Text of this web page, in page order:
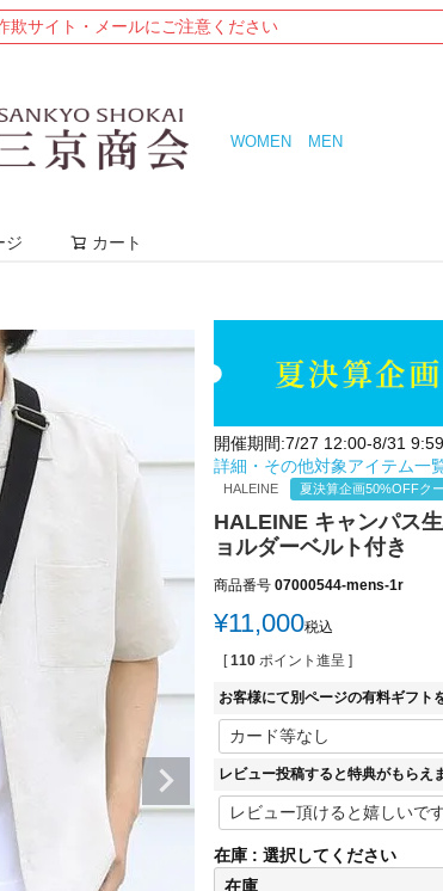
欺サイト・メールにご注意ください
WOMEN MEN
ジ カート
開催期間:7/27 12:00-8/31 9:59
詳細・その他対象アイテム一
HALEINE 夏決算企画50%OFFク
HALEINE キャンパス
ョルダーベルト付き
商品番号 07000544-mens-1r
¥11,000税込
[ 110 ポイント進呈 ]
お客様にて別ページの有料ギフト
レビュー投稿すると特典がもら
在庫
選択してください
在庫